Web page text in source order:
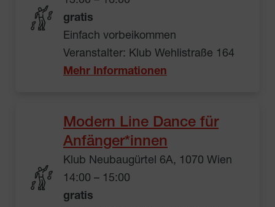
gratis
Einfach vorbeikommen
Veranstalter: Klub Wehlistraße 164
Mehr Informationen
Modern Line Dance für
Anfänger*innen
Klub Neubaugürtel 6A, 1070 Wien
14:00 – 15:00
gratis